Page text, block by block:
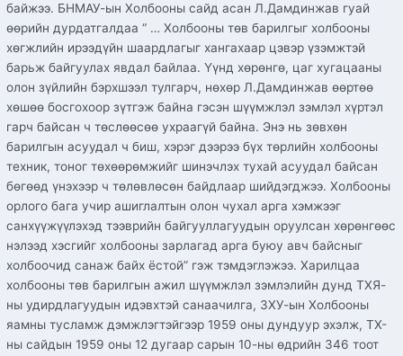
байжээ. БНМАУ-ын Холбооны сайд асан Л.Дамдинжав гуай
өөрийн дурдатгалдаа “ … Холбооны төв барилгыг холбооны
хөгжлийн ирээдүйн шаардлагыг хангахаар цэвэр үзэмжтэй
барьж байгуулах явдал байлаа. Үүнд хөрөнгө, цаг хугацааны
олон зүйлийн бэрхшээл тулгарч, нөхөр Л.Дамдинжав өөртөө
хөшөө босгохоор зүтгэж байна гэсэн шүүмжлэл зэмлэл хүртэл
гарч байсан ч төслөөсөө ухраагүй байна. Энэ нь зөвхөн
барилгын асуудал ч биш, хэрэг дээрээ бүх төрлийн холбооны
техник, тоног төхөөрөмжийг шинэчлэх тухай асуудал байсан
бөгөөд үнэхээр ч төлөвлөсөн байдлаар шийдэгджээ. Холбооны
орлого бага учир ашиглалтын олон чухал арга хэмжээг
санхүүжүүлэхэд тээврийн байгууллагуудын оруулсан хөрөнгөөс
нэлээд хэсгийг холбооны зарлагад арга буюу авч байсныг
холбоочид санаж байх ёстой” гэж тэмдэглэжээ. Харилцаа
холбооны төв барилгын ажил шүүмжлэл зэмлэлийн дунд ТХЯ-
ны удирдлагуудын идэвхтэй санаачилга, ЗХУ-ын Холбооны
яамны тусламж дэмжлэгтэйгээр 1959 оны дундуур эхэлж, ТХ-
ны сайдын 1959 оны 12 дугаар сарын 10-ны өдрийн 346 тоот